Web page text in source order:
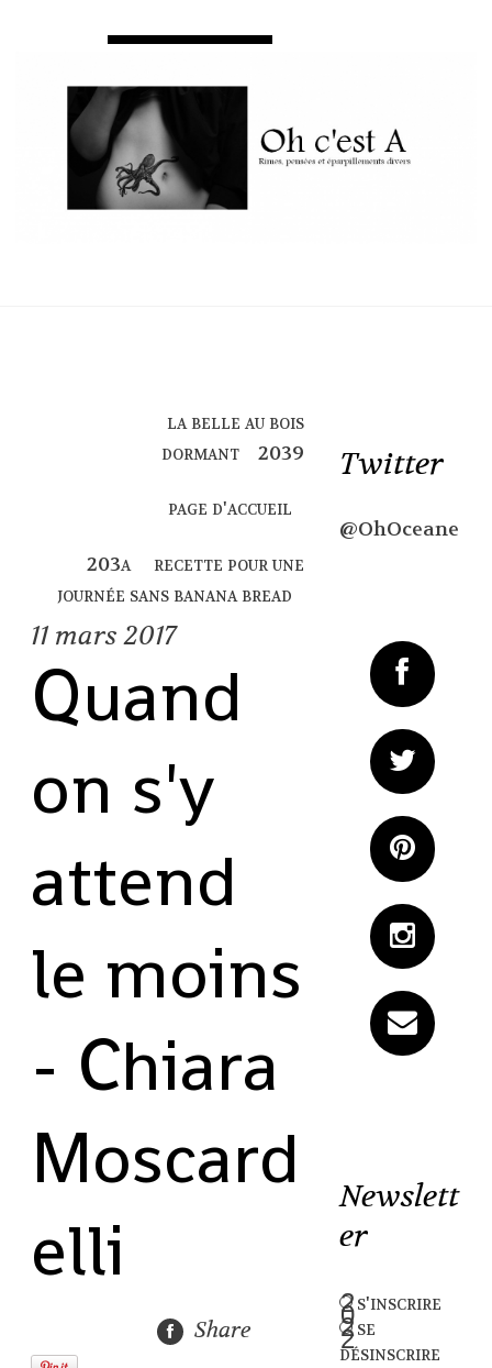
la belle au bois
dormant
page d'accueil
recette pour une
journée sans banana bread
11 mars 2017
Quand
on s'y
attend
le moins
- Chiara
Moscard
elli
Share
Twitter
@OhOceane
Newslett
er
s'inscrire
se
désinscrire